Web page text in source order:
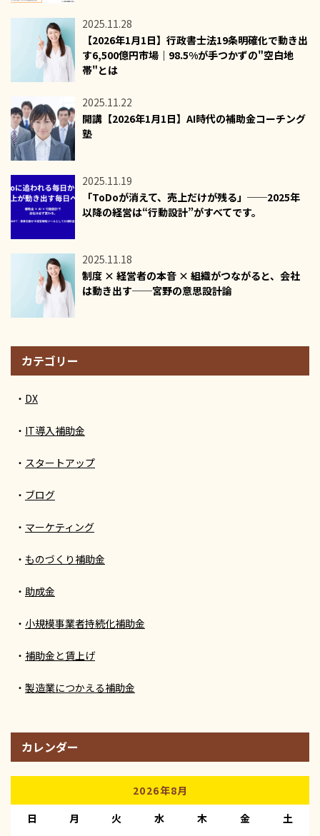
2025.11.28
【2026年1月1日】行政書士法19条明確化で動き出
す6,500億円市場｜98.5%が手つかずの"空白地
帯"とは
2025.11.22
開講【2026年1月1日】AI時代の補助金コーチング
塾
2025.11.19
「ToDoが消えて、売上だけが残る」──2025年
以降の経営は“行動設計”がすべてです。
2025.11.18
制度 × 経営者の本音 × 組織がつながると、会社
は動き出す──宮野の意思設計論
カテゴリー
DX
IT導入補助金
スタートアップ
ブログ
マーケティング
ものづくり補助金
助成金
小規模事業者持続化補助金
補助金と賃上げ
製造業につかえる補助金
カレンダー
2026年8月
日
月 火 水 木 金 土